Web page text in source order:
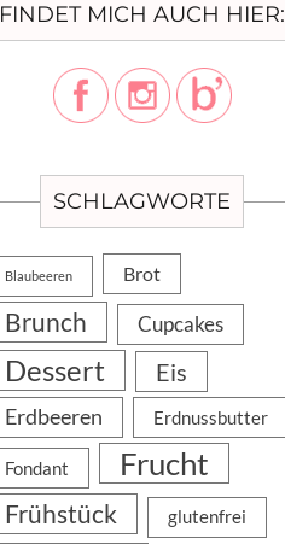
FINDET MICH AUCH HIER:
SCHLAGWORTE
Blaubeeren Brot
Brunch Cupcakes
Dessert Eis
Erdbeeren Erdnussbutter
Fondant Frucht
Frühstück glutenfrei